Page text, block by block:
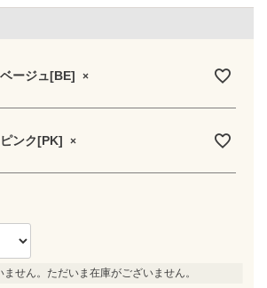
ベージュ[BE] ×
ピンク[PK] ×
せん。ただいま在庫がございません。